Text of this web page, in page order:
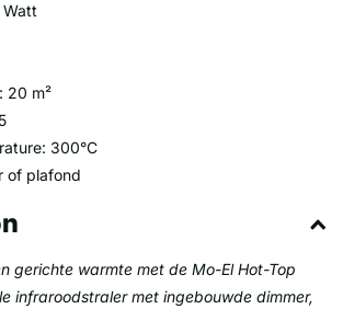
20 m²
300°C
of plafond
gerichte warmte met de Mo-El Hot-Top
infraroodstraler met ingebouwde dimmer,